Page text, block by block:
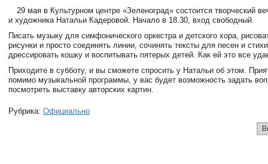
29 мая в Культурном центре «Зеленоград» состоится творческий
и художника Натальи Кадеровой. Начало в 18.30, вход свободный.
Писать музыку для симфонического оркестра и детского хора,
рисунки и просто соединять линии, сочинять тексты для песен и
дрессировать кошку и воспитывать пятерых детей. Как ей это все
Приходите в субботу, и вы сможете спросить у Натальи об этом.
помимо музыкальной программы, у вас будет возможность задать
посмотреть выставку авторских картин.
Рубрика: Официально